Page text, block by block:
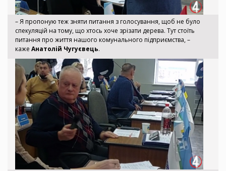
– Я пропоную теж зняти питання з голосування, щоб не було
спекуляцій на тому, що хтось хоче зрізати дерева. Тут стоїть
питання про життя нашого комунального підприємства, –
каже Анатолій Чугуєвець.